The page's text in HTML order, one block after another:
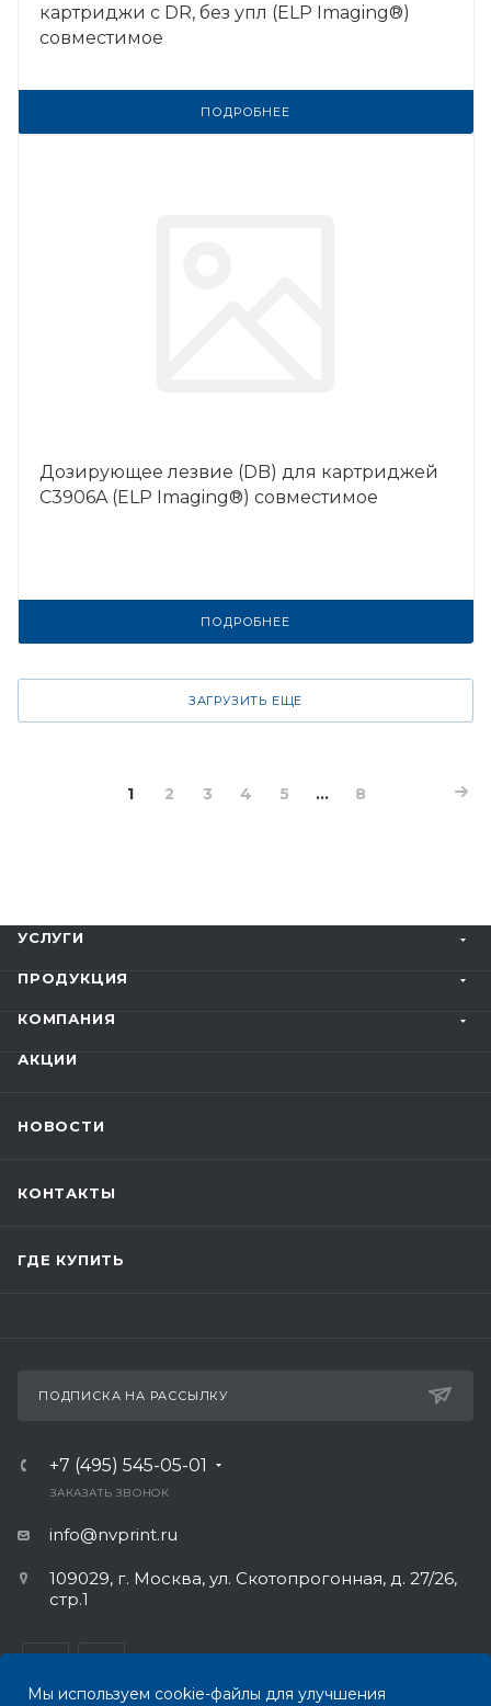
картриджи с DR, без упл (ELP Imaging®)
совместимое
ПОДРОБНЕЕ
Дозирующее лезвие (DB) для картриджей
C3906A (ELP Imaging®) совместимое
ПОДРОБНЕЕ
ЗАГРУЗИТЬ ЕЩЕ
1 2 3 4 5 ... 8
УСЛУГИ
ПРОДУКЦИЯ
КОМПАНИЯ
АКЦИИ
НОВОСТИ
КОНТАКТЫ
ГДЕ КУПИТЬ
ПОДПИСКА НА РАССЫЛКУ
+7 (495) 545-05-01
ЗАКАЗАТЬ ЗВОНОК
info@nvprint.ru
109029, г. Москва, ул. Скотопрогонная, д. 27/26,
стр.1
Мы используем cookie-файлы для улучшения